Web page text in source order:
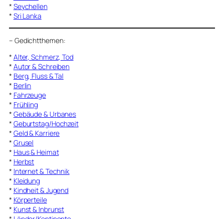
* Seychellen
* Sri Lanka
– Gedichtthemen:
* Alter, Schmerz, Tod
* Autor & Schreiben
* Berg, Fluss & Tal
* Berlin
* Fahrzeuge
* Frühling
* Gebäude & Urbanes
* Geburtstag/Hochzeit
* Geld & Karriere
* Grusel
* Haus & Heimat
* Herbst
* Internet & Technik
* Kleidung
* Kindheit & Jugend
* Körperteile
* Kunst & Inbrunst